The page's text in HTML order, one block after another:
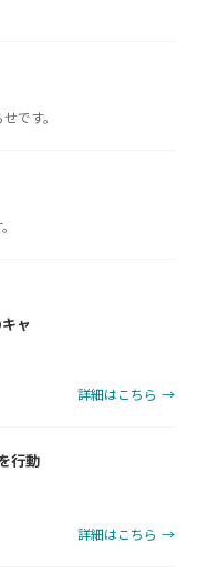
です。
ャ
詳細はこちら →
行動
詳細はこちら →